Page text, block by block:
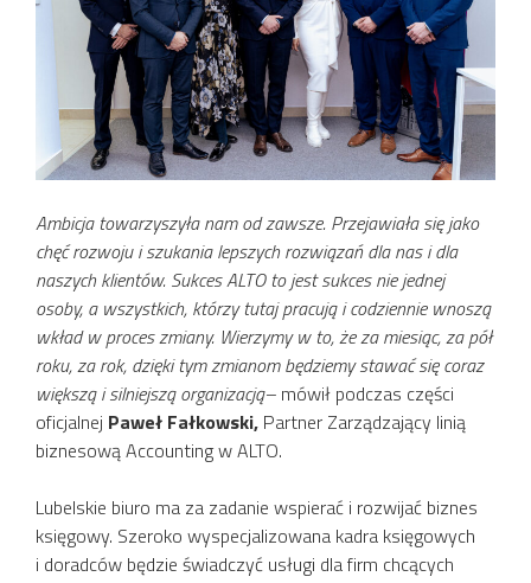
Ambicja towarzyszyła nam od zawsze. Przejawiała się jako
chęć rozwoju i szukania lepszych rozwiązań dla nas i dla
naszych klientów. Sukces ALTO to jest sukces nie jednej
osoby, a wszystkich, którzy tutaj pracują i codziennie wnoszą
wkład w proces zmiany. Wierzymy w to, że za miesiąc, za pół
roku, za rok, dzięki tym zmianom będziemy stawać się coraz
większą i silniejszą organizacją– mówił podczas części
oficjalnej Paweł Fałkowski, Partner Zarządzający linią
biznesową Accounting w ALTO.
Lubelskie biuro ma za zadanie wspierać i rozwijać biznes
księgowy. Szeroko wyspecjalizowana kadra księgowych
i doradców będzie świadczyć usługi dla firm chcących